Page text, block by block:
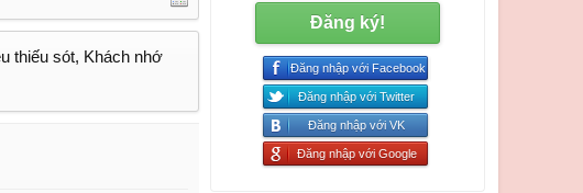
thiếu sót, Khách nhớ
Đăng ký!
Đăng nhập với Facebook
Đăng nhập với Twitter
Đăng nhập với VK
Đăng nhập với Google